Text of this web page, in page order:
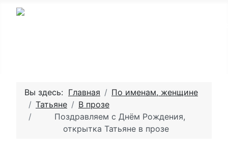
Вы здесь: Главная
По именам, женщине
Татьяне
В прозе
Поздравляем с Днём Рождения,
открытка Татьяне в прозе